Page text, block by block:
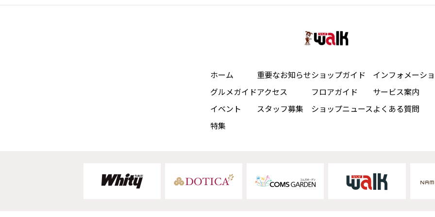
ホーム
グルメガイド
イベント
特集
重要なお知らせ
アクセス
スタッフ募集
ショップガイド
フロアガイド
ショップニュース
インフォメーシ
サービス案内
よくある質問